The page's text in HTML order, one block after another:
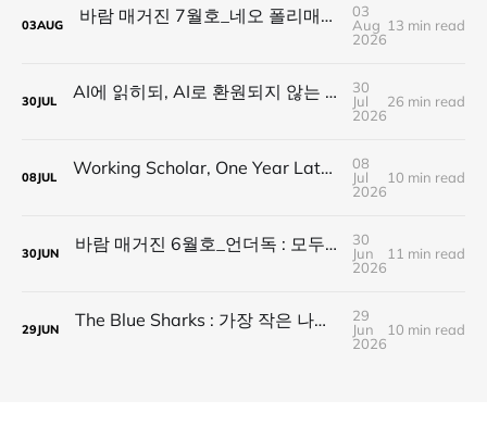
03AUG 바람 매거진 7월호_네오 폴리매스 : 명함 한 줄에 갇히지 않는 사람들
03
Aug
2026
13 min read
30JUL AI에 읽히되, AI로 환원되지 않는 것 — 새로운 낭만의 시대, 브랜드와 비즈니스가 향해야 할 방향
30
Jul
2026
26 min read
08JUL Working Scholar, One Year Later : 1년 후, 다시 보내는 응원
08
Jul
2026
10 min read
30JUN 바람 매거진 6월호_언더독 : 모두가 가는 길을 가지 않는다, 나의 길을 만든다
30
Jun
2026
11 min read
29JUN The Blue Sharks : 가장 작은 나라가 만든 가장 넓은 연결
29
Jun
2026
10 min read